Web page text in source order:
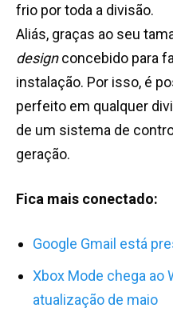
frio por toda a divisão.
Aliás, graças ao seu
designconcebido para
instalação. Por isso, é
perfeito em qualquer
de um sistema de
geração.
Fica mais conectado:
Google Gmail está
Xbox Mode chega ao
atualização de maio